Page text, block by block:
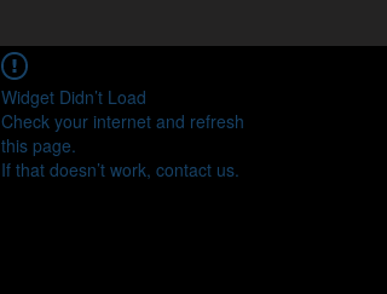
Widget Didn’t Load
Check your internet and refresh
this page.
If that doesn’t work, contact us.